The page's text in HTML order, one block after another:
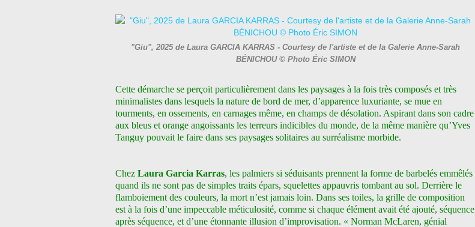
"Giu", 2025 de Laura GARCIA KARRAS - Courtesy de l'artiste et de la Galerie Anne-Sarah
BÉNICHOU © Photo Éric SIMON
Cette démarche se perçoit particulièrement dans les paysages à la fois très composés et très
minimalistes dans lesquels la nature de bord de mer, d’apparence luxuriante, se mue en
tourments, en ossements, en carnages même, en champs de désolation. Aspirant dans son cadre
aux bleus et orange angoissants les terreurs indicibles du monde, de la même manière qu’Yves
Tanguy pouvait le faire dans ses paysages solitaires au surréalisme morbide.
Chez Laura Garcia Karras, les palmiers si séduisants prennent la forme de barbelés emmêlés
quand ils ne sont pas de simples traits épars, squelettes appauvris tombant au sol. Derrière le
flamboiement des couleurs, la mort n’est jamais loin. Dans ses toiles, la grille de composition
est à la fois d’une impeccable méticulosité, comme si chaque élément avait été ajouté, séquence
après séquence, et d’une étonnante illusion d’improvisation. « Norman McLaren, génial